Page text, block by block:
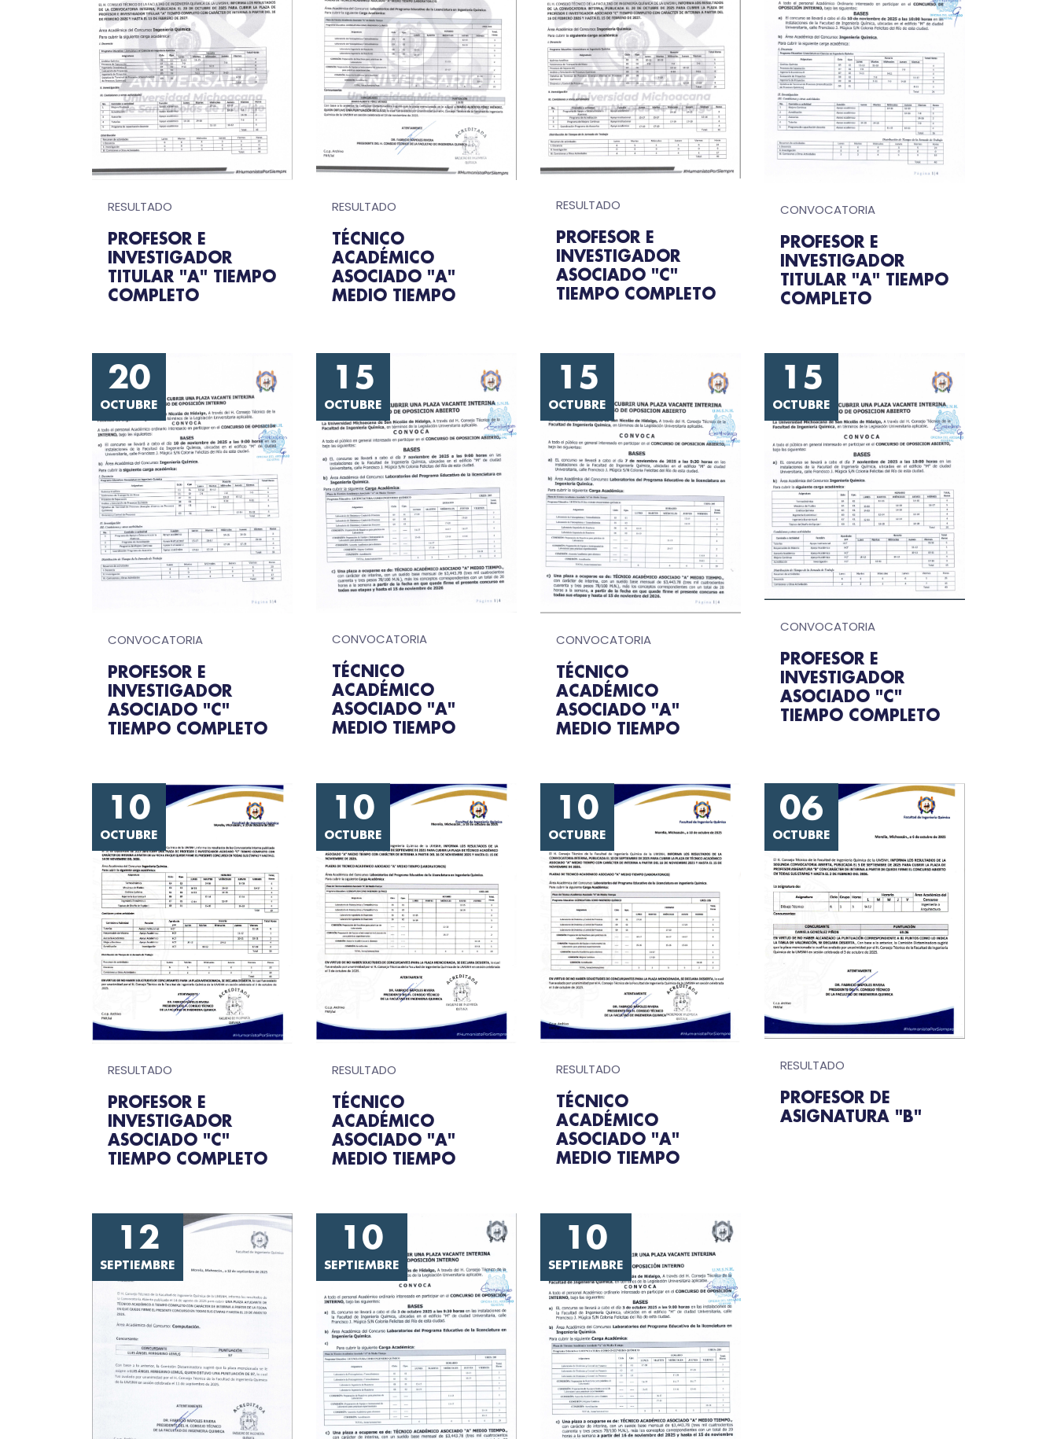
RESULTADO
PROFESOR E
INVESTIGADOR
TITULAR "A" TIEMPO
COMPLETO
RESULTADO
TÉCNICO
ACADÉMICO
ASOCIADO "A"
MEDIO TIEMPO
RESULTADO
PROFESOR E
INVESTIGADOR
ASOCIADO "C"
TIEMPO COMPLETO
CONVOCATORIA
PROFESOR E
INVESTIGADOR
TITULAR "A" TIEMPO
COMPLETO
20
OCTUBRE
CONVOCATORIA
PROFESOR E
INVESTIGADOR
ASOCIADO "C"
TIEMPO COMPLETO
15
OCTUBRE
CONVOCATORIA
TÉCNICO
ACADÉMICO
ASOCIADO "A"
MEDIO TIEMPO
15
OCTUBRE
CONVOCATORIA
TÉCNICO
ACADÉMICO
ASOCIADO "A"
MEDIO TIEMPO
15
OCTUBRE
CONVOCATORIA
PROFESOR E
INVESTIGADOR
ASOCIADO "C"
TIEMPO COMPLETO
10
OCTUBRE
RESULTADO
PROFESOR E
INVESTIGADOR
ASOCIADO "C"
TIEMPO COMPLETO
10
OCTUBRE
RESULTADO
TÉCNICO
ACADÉMICO
ASOCIADO "A"
MEDIO TIEMPO
10
OCTUBRE
RESULTADO
TÉCNICO
ACADÉMICO
ASOCIADO "A"
MEDIO TIEMPO
06
OCTUBRE
RESULTADO
PROFESOR DE
ASIGNATURA "B"
12
SEPTIEMBRE
10
SEPTIEMBRE
10
SEPTIEMBRE